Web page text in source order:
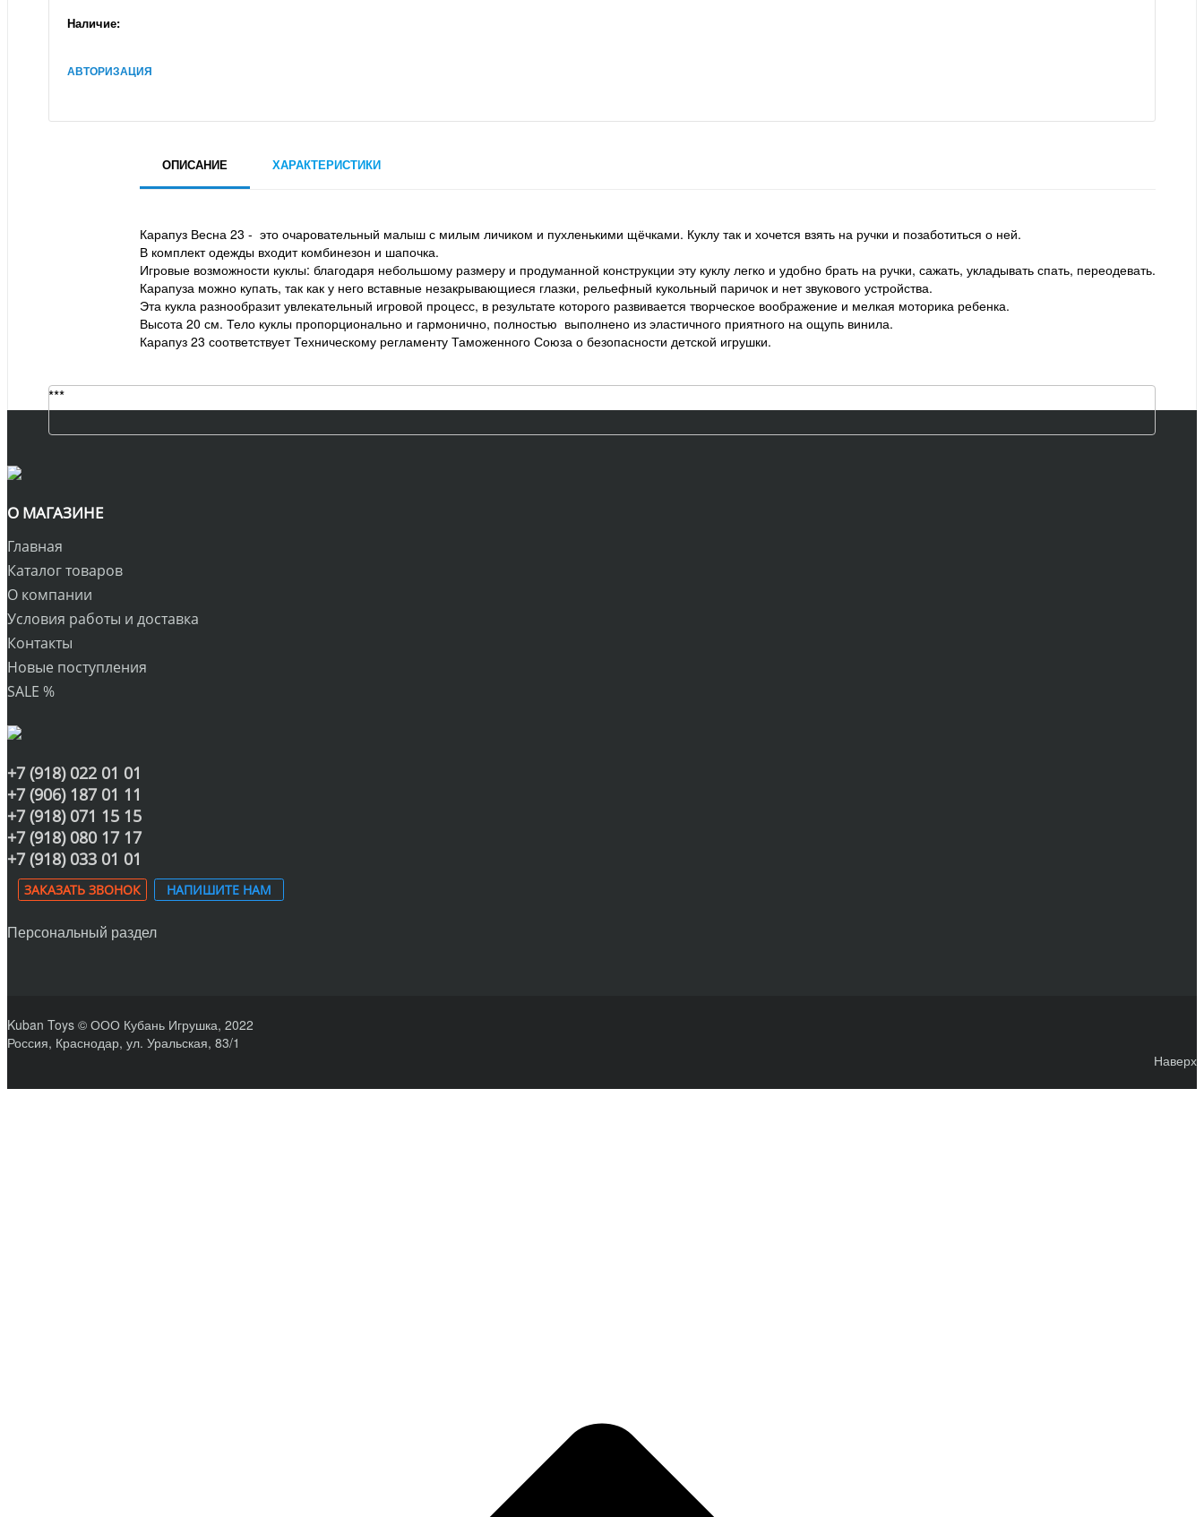
Наличие:
АВТОРИЗАЦИЯ
ОПИСАНИЕ ХАРАКТЕРИСТИКИ
Карапуз Весна 23 - это очаровательный малыш с милым личиком и пухленькими щёчками. Куклу так и хочется взять на ручки и позаботиться о ней.
В комплект одежды входит комбинезон и шапочка.
Игровые возможности куклы: благодаря небольшому размеру и продуманной конструкции эту куклу легко и удобно брать на ручки, сажать, укладывать спать, переодевать.
Карапуза можно купать, так как у него вставные незакрывающиеся глазки, рельефный кукольный паричок и нет звукового устройства.
Эта кукла разнообразит увлекательный игровой процесс, в результате которого развивается творческое воображение и мелкая моторика ребенка.
Высота 20 см. Тело куклы пропорционально и гармонично, полностью выполнено из эластичного приятного на ощупь винила.
Карапуз 23 соответствует Техническому регламенту Таможенного Союза о безопасности детской игрушки.
***
О МАГАЗИНЕ
Главная
Каталог товаров
О компании
Условия работы и доставка
Контакты
Новые поступления
SALE %
+7 (918) 022 01 01
+7 (906) 187 01 11
+7 (918) 071 15 15
+7 (918) 080 17 17
+7 (918) 033 01 01
ЗАКАЗАТЬ ЗВОНОК НАПИШИТЕ НАМ
Персональный раздел
Kuban Toys © ООО Кубань Игрушка, 2022
Россия, Краснодар, ул. Уральская, 83/1
Наверх